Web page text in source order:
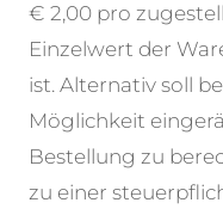
€ 2,00 pro
Einzelwert der
ist. Alternativ soll
Möglichkeit
Bestellung zu
zu einer